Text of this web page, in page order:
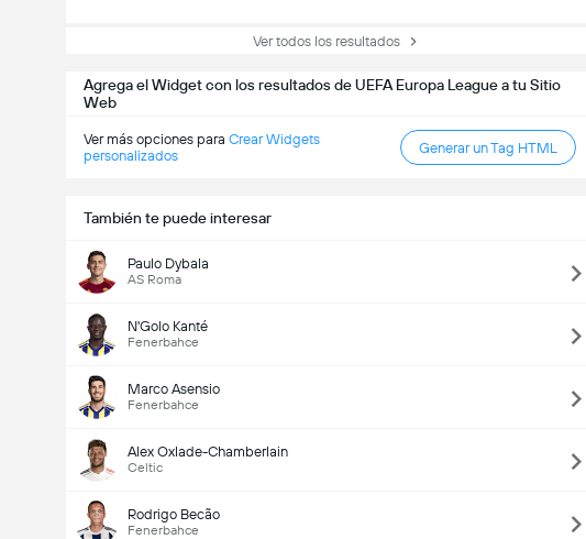
Ver todos los resultados
Agrega el Widget con los resultados de UEFA Europa League a tu Sitio
Web
Ver más opciones para Crear Widgets
personalizados
Generar un Tag HTML
También te puede interesar
Paulo Dybala
AS Roma
N'Golo Kanté
Fenerbahce
Marco Asensio
Fenerbahce
Alex Oxlade-Chamberlain
Celtic
Rodrigo Becão
Fenerbahce